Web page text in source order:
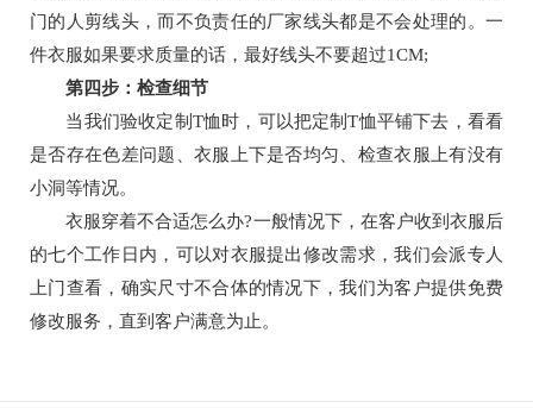
门的人剪线头，而不负责任的厂家线头都是不会处理的。一
件衣服如果要求质量的话，最好线头不要超过1CM;
第四步：检查细节
当我们验收定制T恤时，可以把定制T恤平铺下去，看看
是否存在色差问题、衣服上下是否均匀、检查衣服上有没有
小洞等情况。
衣服穿着不合适怎么办?一般情况下，在客户收到衣服后
的七个工作日内，可以对衣服提出修改需求，我们会派专人
上门查看，确实尺寸不合体的情况下，我们为客户提供免费
修改服务，直到客户满意为止。